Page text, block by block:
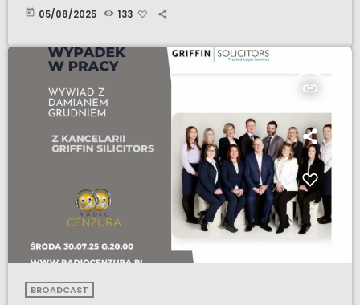
today 05/08/2025 133
insert_link
BROADCAST